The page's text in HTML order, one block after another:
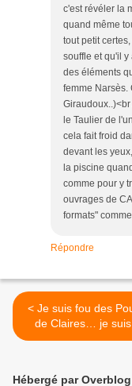
c'est révéler la
quand même
tout petit
souffle et qu'il
des éléments
femme Narsès.
le Taulier de
cela fait froid
devant les
la piscine
comme pour y
ouvrages de
formats"
Répondre
< Je suis fou des Pousses
de Claires… je
merivore »
Hébergé par Overblog